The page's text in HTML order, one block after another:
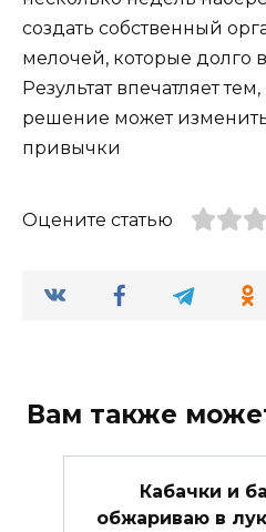
создать собственный
мелочей, которые долго
Результат впечатляет
решение может
привычки
Оцените статью
Вам также
Кабачки и
обжариваю в